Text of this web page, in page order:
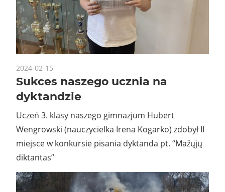
2024-02-15
Sukces naszego ucznia na
dyktandzie
Uczeń 3. klasy naszego gimnazjum Hubert
Wengrowski (nauczycielka Irena Kogarko) zdobył II
miejsce w konkursie pisania dyktanda pt. “Mažųjų
diktantas”